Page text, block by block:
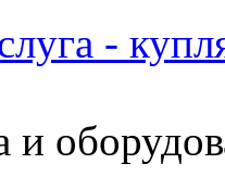
-
и